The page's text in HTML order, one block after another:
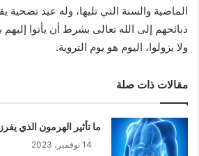
الماضية والسنة التي تليها، وله عيد
ذبائحهم إلى الله تعالى بشرط أن يأتوا إليهم
ولا يزولوا، اليوم هو يوم التروية.
مقالات ذات صلة
ما تأثير الهرمون الذي
14 نوفمبر، 2023